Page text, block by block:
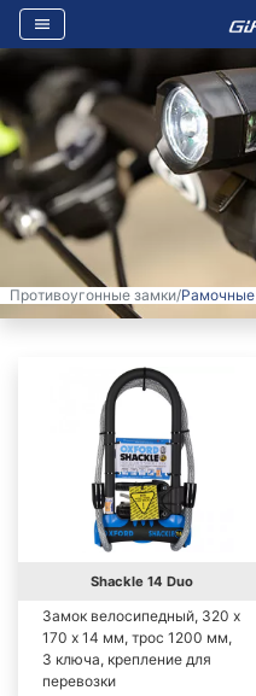
Противоугонные замки/Рамочные
Shackle 14 Duo
Замок велосипедный, 320 х
170 х 14 мм, трос 1200 мм,
3 ключа, крепление для
перевозки